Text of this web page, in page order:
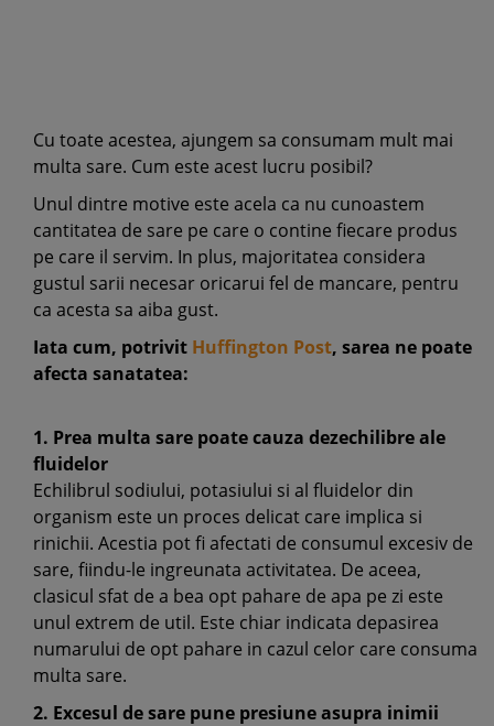
Cu toate acestea, ajungem sa consumam mult mai
multa sare. Cum este acest lucru posibil?
Unul dintre motive este acela ca nu cunoastem
cantitatea de sare pe care o contine fiecare produs
pe care il servim. In plus, majoritatea considera
gustul sarii necesar oricarui fel de mancare, pentru
ca acesta sa aiba gust.
Iata cum, potrivit Huffington Post, sarea ne poate
afecta sanatatea:
1. Prea multa sare poate cauza dezechilibre ale
fluidelor
Echilibrul sodiului, potasiului si al fluidelor din
organism este un proces delicat care implica si
rinichii. Acestia pot fi afectati de consumul excesiv de
sare, fiindu-le ingreunata activitatea. De aceea,
clasicul sfat de a bea opt pahare de apa pe zi este
unul extrem de util. Este chiar indicata depasirea
numarului de opt pahare in cazul celor care consuma
multa sare.
2. Excesul de sare pune presiune asupra inimii